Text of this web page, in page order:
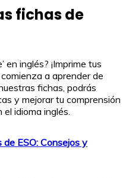
fichas de
en inglés? ¡Imprime tus
a aprender de
fichas, podrás
y mejorar tu comprensión
idioma inglés.
ESO: Consejos y